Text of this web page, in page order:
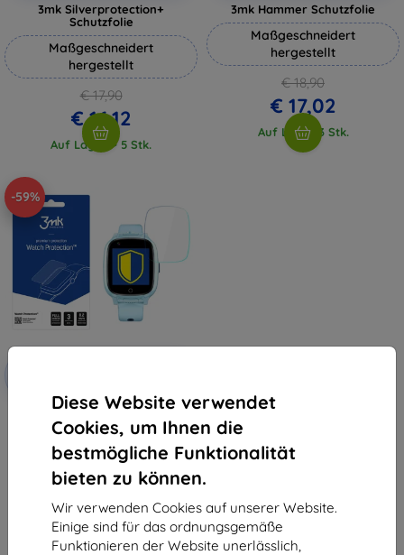
Diese Website verwendet
Cookies, um Ihnen die
bestmögliche Funktionalität
bieten zu können.
Wir verwenden Cookies auf unserer Website.
Einige sind für das ordnungsgemäße
Funktionieren der Website unerlässlich,
3mk Silverprotection+
Schutzfolie
Maßgeschneidert
hergestellt
€ 17,90
€ 16,12
Auf Lager > 5 Stk.
3mk Hammer Schutzfolie
Maßgeschneidert
hergestellt
€ 18,90
€ 17,02
Auf Lager 3 Stk.
-59%
3MK Folia ARC Garett Kids Twin
4G Watch Vollbild-Folie
€ 12,90
€ 5,32